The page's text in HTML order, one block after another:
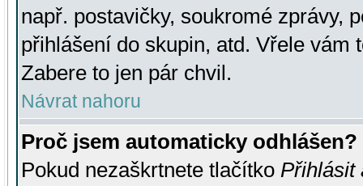
např. postavičky, soukromé zprávy,
přihlášení do skupin, atd. Vřele vám
Zabere to jen pár chvil.
Návrat nahoru
Proč jsem automaticky odhlášen?
Pokud nezaškrtnete tlačítko Přihlásit